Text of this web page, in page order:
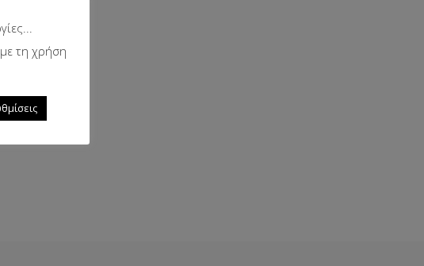
τη χρήση